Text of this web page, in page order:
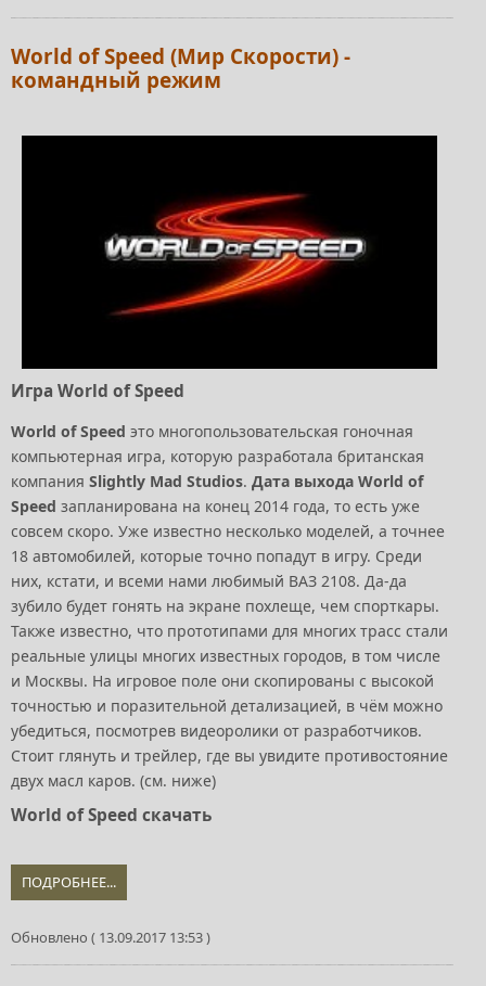
World of Speed (Мир Скорости) -
командный режим
Игра World of Speed
World of Speed это многопользовательская гоночная
компьютерная игра, которую разработала британская
компания Slightly Mad Studios. Дата выхода World of
Speed запланирована на конец 2014 года, то есть уже
совсем скоро. Уже известно несколько моделей, а точнее
18 автомобилей, которые точно попадут в игру. Среди
них, кстати, и всеми нами любимый ВАЗ 2108. Да-да
зубило будет гонять на экране похлеще, чем спорткары.
Также известно, что прототипами для многих трасс стали
реальные улицы многих известных городов, в том числе
и Москвы. На игровое поле они скопированы с высокой
точностью и поразительной детализацией, в чём можно
убедиться, посмотрев видеоролики от разработчиков.
Стоит глянуть и трейлер, где вы увидите противостояние
двух масл каров. (см. ниже)
World of Speed скачать
ПОДРОБНЕЕ...
Обновлено ( 13.09.2017 13:53 )